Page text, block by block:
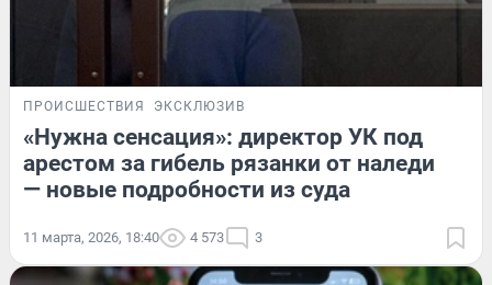
ПРОИСШЕСТВИЯ ЭКСКЛЮЗИВ
«Нужна сенсация»: директор УК под
арестом за гибель рязанки от наледи
— новые подробности из суда
11 марта, 2026, 18:40 4 573 3